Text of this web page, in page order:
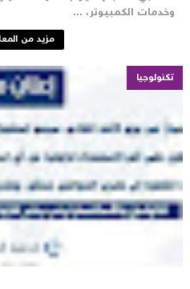
الكمبيوتر، ...
مزيد من
تكنولوجيا